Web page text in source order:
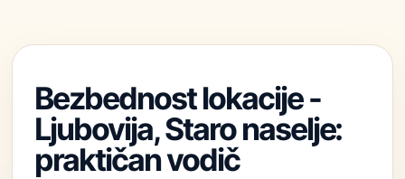
Bezbednost lokacije -
Ljubovija, Staro naselje:
praktičan vodič